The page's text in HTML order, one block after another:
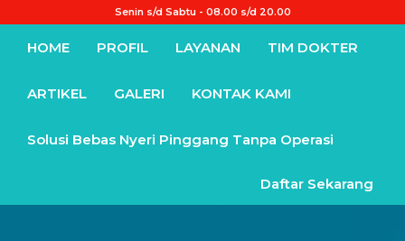
Senin s/d Sabtu - 08.00 s/d 20.00
HOME PROFIL LAYANAN TIM DOKTER
ARTIKEL GALERI KONTAK KAMI
Solusi Bebas Nyeri Pinggang Tanpa Operasi
Daftar Sekarang